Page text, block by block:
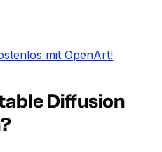
mit OpenArt!
Diffusion